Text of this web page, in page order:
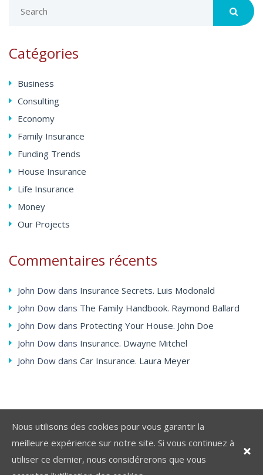
Catégories
Business
Consulting
Economy
Family Insurance
Funding Trends
House Insurance
Life Insurance
Money
Our Projects
Commentaires récents
John Dow dans Insurance Secrets. Luis Modonald
John Dow dans The Family Handbook. Raymond Ballard
John Dow dans Protecting Your House. John Doe
John Dow dans Insurance. Dwayne Mitchel
John Dow dans Car Insurance. Laura Meyer
Nous contacter Mentions légales
Nous utilisons des cookies pour vous garantir la
meilleure expérience sur notre site. Si vous continuez à
utiliser ce dernier, nous considérerons que vous